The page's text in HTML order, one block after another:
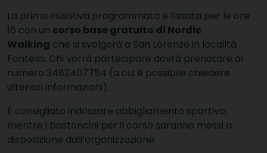
La prima iniziativa programmata è fissata per le ore
16 con un corso base gratuito di Nordic
Walking che si svolgerà a San Lorenzo in località
Fontelci. Chi vorrà partecipare dovrà prenotare al
numero 3482407754 (a cui è possibile chiedere
ulteriori informazioni).
È consigliato indossare abbigliamento sportivo,
mentre i bastoncini per il corso saranno messi a
disposizione dall’organizzazione.